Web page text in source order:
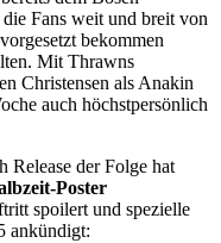
Fans weit und breit von
bekommen
Mit Thrawns
Christensen als Anakin
auch höchstpersönlich
Release der Folge hat
Poster
spoilert und spezielle
ankündigt: